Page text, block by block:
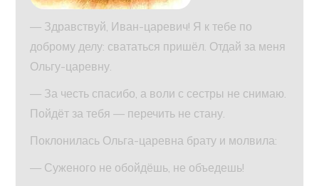
— Здравствуй, Иван-царевич! Я к тебе по
доброму делу: свататься пришёл. Отдай за меня
Ольгу-царевну.
— За честь спасибо, а воли с сестры не снимаю.
Пойдёт за тебя — перечить не стану.
Поклонилась Ольга-царевна брату и молвила:
— Суженого не обойдёшь, не объедешь!